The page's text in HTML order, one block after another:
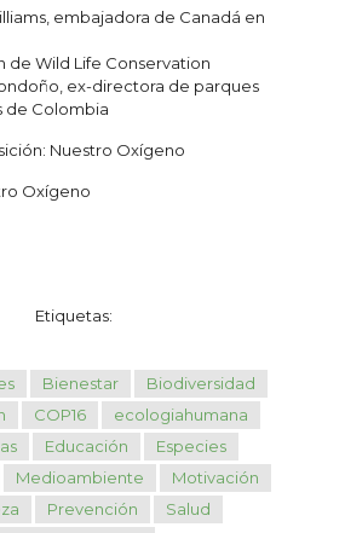
embajadora de Canadá en
de Wild Life Conservation
ex-directora de parques
de Colombia
Nuestro Oxígeno
Oxígeno
Etiquetas:
Bienestar
Biodiversidad
COP16
ecologiahumana
Educación
Especies
Medioambiente
Motivación
Prevención
Salud